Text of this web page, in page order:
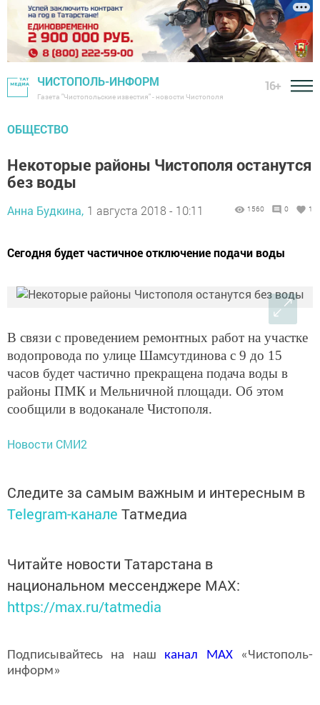
ЧИСТОПОЛЬ-ИНФОРМ
Газета "Чистопольские известия" - новости Чистополя
16+
ОБЩЕСТВО
Некоторые районы Чистополя останутся
без воды
Анна Будкина, 1 августа 2018 - 10:11 1560 0 1
Сегодня будет частичное отключение подачи воды
В связи с проведением ремонтных работ на участке
водопровода по улице Шамсутдинова с 9 до 15
часов будет частично прекращена подача воды в
районы ПМК и Мельничной площади. Об этом
сообщили в водоканале Чистополя.
Новости СМИ2
Следите за самым важным и интересным в
Telegram-канале Татмедиа
Читайте новости Татарстана в
национальном мессенджере MАХ:
https://max.ru/tatmedia
Подписывайтесь на наш канал MAX«Чистополь-
информ»